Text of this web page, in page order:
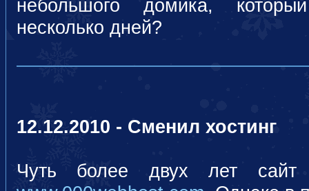
небольшого домика,
несколько дней?
12.12.2010 - Сменил хостинг
Чуть более двух лет сайт